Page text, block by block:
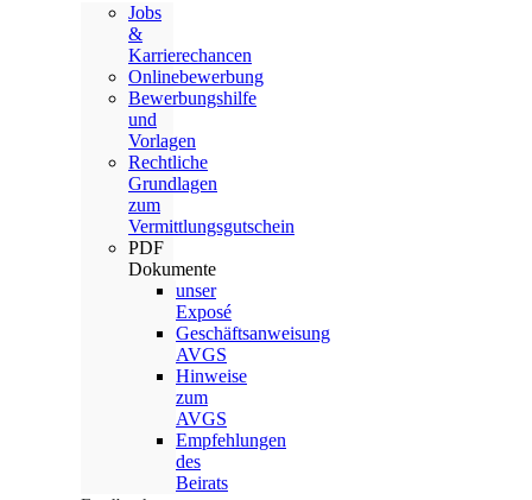
Jobs
&
Karrierechancen
Onlinebewerbung
Bewerbungshilfe
und
Vorlagen
Rechtliche
Grundlagen
zum
Vermittlungsgutschein
PDF
Dokumente
unser
Exposé
Geschäftsanweisung
AVGS
Hinweise
zum
AVGS
Empfehlungen
des
Beirats